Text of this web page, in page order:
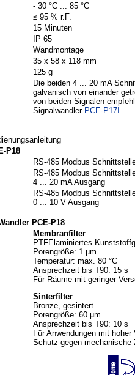
- 30 °C ... 85 °C
≤ 95 % r.F.
15 Minuten
IP 65
Wandmontage
35 x 58 x 118 mm
125 g
Die beiden 4 ... 20 mA
galvanisch von einander
von beiden Signalen
Signalwandler PCE-P17I
P18
RS-485 Modbus
RS-485 Modbus
4 ... 20 mA Ausgang
RS-485 Modbus
0 ... 10 V Ausgang
PCE-P18
Membranfilter
PTFElaminiertes
Porengröße: 1 µm
Temperatur: max. 80 °C
Ansprechzeit bis T90: 15 s
Für Räume mit geringer
Sinterfilter
Bronze, gesintert
Porengröße: 60 µm
Ansprechzeit bis T90: 10 s
Für Anwendungen mit hoher
Schutz gegen mechanische